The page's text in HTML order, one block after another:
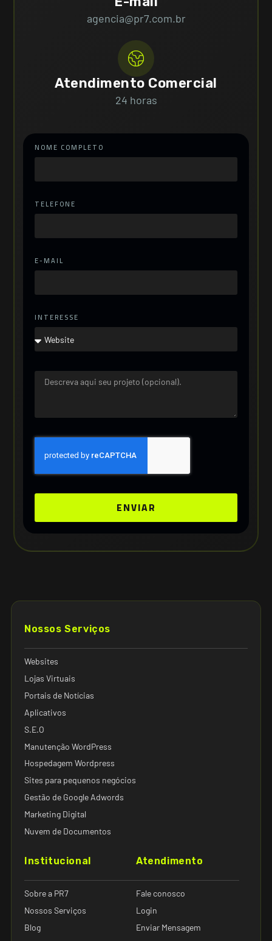
agencia@pr7.com.br
Atendimento Comercial
24 horas
NOME COMPLETO
TELEFONE
E-MAIL
INTERESSE
ENVIAR
Nossos Serviços
Websites
Lojas Virtuais
Portais de Notícias
Aplicativos
S.E.O
Manutenção WordPress
Hospedagem Wordpress
Sites para pequenos negócios
Gestão de Google Adwords
Marketing Digital
Nuvem de Documentos
Institucional
Sobre a PR7
Nossos Serviços
Blog
Atendimento
Fale conosco
Login
Enviar Mensagem